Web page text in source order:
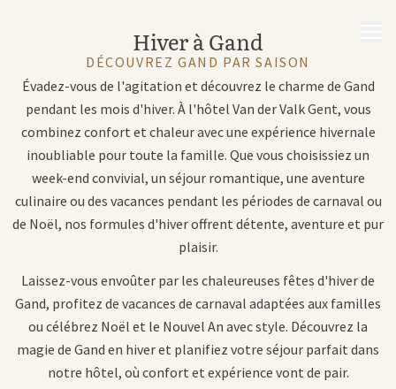
Hiver à Gand
DÉCOUVREZ GAND PAR SAISON
Évadez-vous de l'agitation et découvrez le charme de Gand
pendant les mois d'hiver. À l'hôtel Van der Valk Gent, vous
combinez confort et chaleur avec une expérience hivernale
inoubliable pour toute la famille. Que vous choisissiez un
week-end convivial, un séjour romantique, une aventure
culinaire ou des vacances pendant les périodes de carnaval ou
de Noël, nos formules d'hiver offrent détente, aventure et pur
plaisir.
Laissez-vous envoûter par les chaleureuses fêtes d'hiver de
Gand, profitez de vacances de carnaval adaptées aux familles
ou célébrez Noël et le Nouvel An avec style. Découvrez la
magie de Gand en hiver et planifiez votre séjour parfait dans
notre hôtel, où confort et expérience vont de pair.